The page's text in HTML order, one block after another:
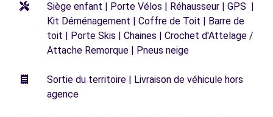
Siège enfant | Porte Vélos | Réhausseur | GPS |
Kit Déménagement | Coffre de Toit | Barre de
toit | Porte Skis | Chaines | Crochet d'Attelage /
Attache Remorque | Pneus neige
Sortie du territoire | Livraison de véhicule hors
agence